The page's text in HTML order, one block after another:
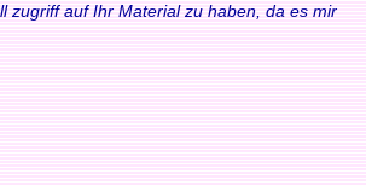
zugriff auf Ihr Material zu haben, da es mir